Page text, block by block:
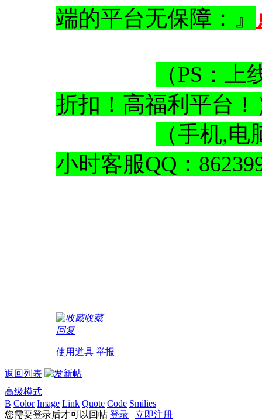
端的平台无保障：』
（PS：
折扣！高福利平台
（手机,
小时客服QQ：
收藏
回复
使用道具 举报
返回列表
高级模式
B Color Image Link Quote Code Smilies
您需要登录后才可以回帖 登录 | 立即注册